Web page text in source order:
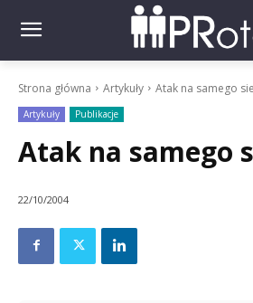
Strona główna Artykuły Atak na samego
Artykuły Publikacje
Atak na samego
22/10/2004